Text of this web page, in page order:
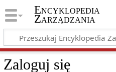
Encyklopedia
Zarządzania
Zaloguj się